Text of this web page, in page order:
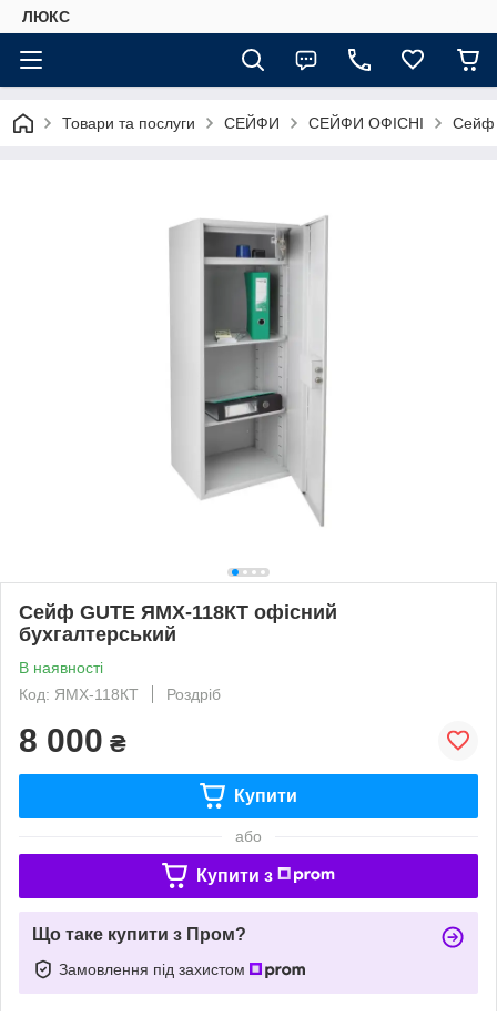
ЛЮКС
Товари та послуги СЕЙФИ СЕЙФИ ОФІСНІ Сейф
Сейф GUTE ЯМХ-118КТ офісний
бухгалтерський
В наявності
Код: ЯМХ-118КТ
Роздріб
8 000 ₴
Купити
або
Купити з
Що таке купити з Пром?
Замовлення під захистом